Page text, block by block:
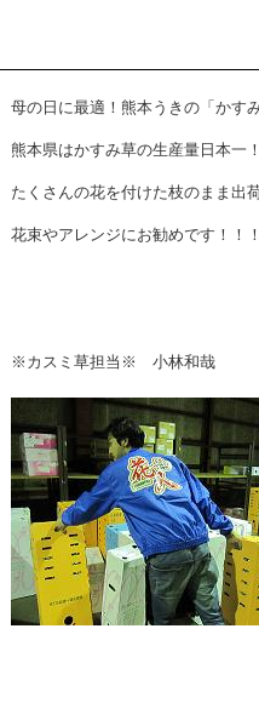
母の日に最適！熊本うきの「かすみ
熊本県はかすみ草の生産量日本一！
たくさんの花を付けた枝のまま出
花束やアレンジにお勧めです！！！
※カスミ草担当※ 小林和哉